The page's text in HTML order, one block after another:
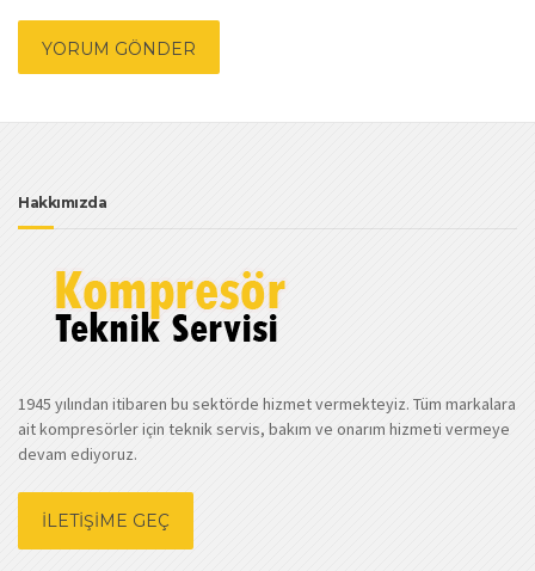
Hakkımızda
1945 yılından itibaren bu sektörde hizmet vermekteyiz. Tüm markalara
ait kompresörler için teknik servis, bakım ve onarım hizmeti vermeye
devam ediyoruz.
İLETİŞİME GEÇ